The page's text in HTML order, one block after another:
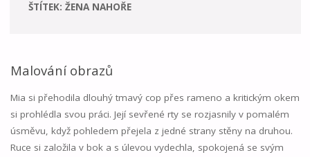
ŠTÍTEK: ŽENA NAHOŘE
Malování obrazů
Mia si přehodila dlouhý tmavý cop přes rameno a kritickým okem
si prohlédla svou práci. Její sevřené rty se rozjasnily v pomalém
úsměvu, když pohledem přejela z jedné strany stěny na druhou.
Ruce si založila v bok a s úlevou vydechla, spokojená se svým